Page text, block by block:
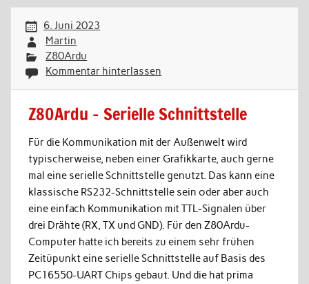
6. Juni 2023
Martin
Z80Ardu
Kommentar hinterlassen
Z80Ardu – Serielle Schnittstelle
Für die Kommunikation mit der Außenwelt wird
typischerweise, neben einer Grafikkarte, auch gerne
mal eine serielle Schnittstelle genutzt. Das kann eine
klassische RS232-Schnittstelle sein oder aber auch
eine einfach Kommunikation mit TTL-Signalen über
drei Drähte (RX, TX und GND). Für den Z80Ardu-
Computer hatte ich bereits zu einem sehr frühen
Zeitüpunkt eine serielle Schnittstelle auf Basis des
PC16550-UART Chips gebaut. Und die hat prima